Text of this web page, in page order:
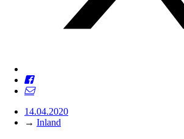
14.04.2020
→ Inland